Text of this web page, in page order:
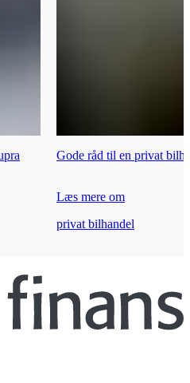
Gode råd til en privat
Læs mere om
privat bilhandel